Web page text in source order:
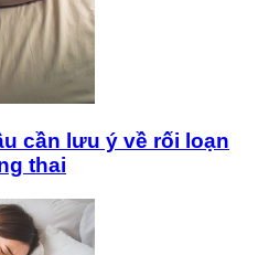
cần lưu ý về rối loạn
thai